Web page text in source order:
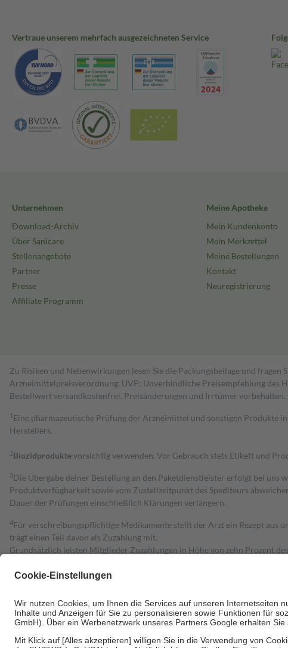
Vertraue unserem mehrfach ausgezeichneten Service
Unternehmen
Download-Archiv
Über Sanicare
Stellenangebote
Partner
Presse
Affiliate Programm
Meine Apotheke
Mein Kundenkonto
Mein Merkzettel
Meine Bestellungen
Kontakt
Neuregistrierung
Zu Risiken und Nebenwirkungen lesen Sie die Packungsbeilage und
Arzneimittelpreisverordnung. UVP: Unverbindliche Preisempfehlung des
Bestell­wert versand­kosten­frei. Preisänderungen und Irrtümer
1 Eine pharmazeutische Prüfung der Arzneimittel und sonstigen Produkte
Herstellers.
2Biozidproduktevorsichtig verwenden. Vor Gebrauch stets Etikett und
3Die Übergabe deiner Bestellung an den Paketdienstleister erfolgt bei uns
Produktverfügbarkeit sowie vom Zustellzeitpunkt des Spediteurs
Dauer der Prüfungen einschließlich Klärungen verlängern.
4Für verschreibungspflichtige Medikamente stellt der Arzt ein Rezept aus
trägt einen Teil davon als Zuzahlung mit.
Grundsätzlich leisten Mitglieder Zuzahlungen in Höhe von zehn Prozent
Diese Regeln gelten grundsätzlich auch für Online-Apotheken.
Um das Engagement der Versicherten für ihre eigene Gesundheit zu
• Kindern und Jugendlichen bis zum vollendeten 18. Lebensjahr mit
• Untersuchungen zur Vorsorge und Früherkennung, die von der GKV
• empfohlenen Schutzimpfungen